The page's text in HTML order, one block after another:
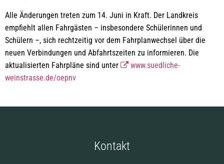
Alle Änderungen treten zum 14. Juni in Kraft. Der Landkreis
empfiehlt allen Fahrgästen – insbesondere Schülerinnen und
Schülern –, sich rechtzeitig vor dem Fahrplanwechsel über die
neuen Verbindungen und Abfahrtszeiten zu informieren. Die
aktualisierten Fahrpläne sind unter
www.suedliche-
weinstrasse.de/oepnv
Kontakt